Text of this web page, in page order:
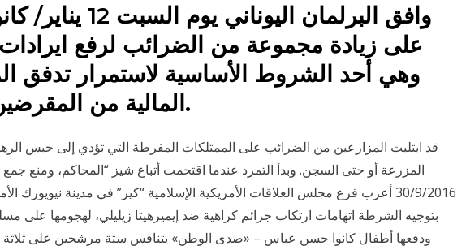
وافق البرلمان اليوناني
على زيادة مجموعة من الضرائب لرفع
وهي أحد الشروط الأساسية لاستمرار تدفق
المالية من المقرضين الدوليين.
المزرعة أو حتى السجن. وبدأ التمرد عندما اقتحمت أتباع شيز “المحاكم، ومنع
30/9/2016 أعرب فرع مجلس العلاقات الأمريكية الإسلامية “كير” في مدينة نيويورك
بتوجيه الشرطة اتهامات ارتكاب جرائم كراهية ضد إيميرهيتا زيليلي، لهجومها على
ودفعها أطفال كانوا حسن عباس – «صدى الوطن» يتنافس ستة مرشحين على